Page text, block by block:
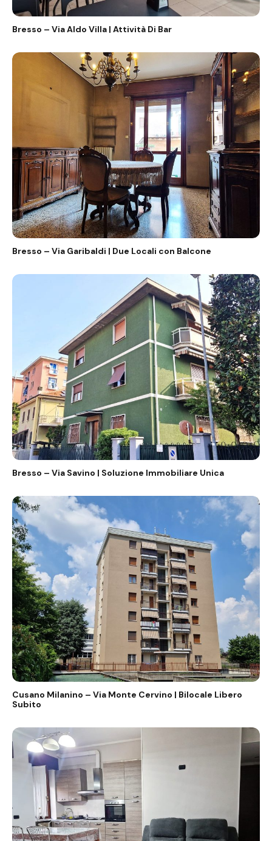
Bresso – Via Aldo Villa | Attività Di Bar
Bresso – Via Garibaldi | Due Locali con Balcone
Bresso – Via Savino | Soluzione Immobiliare Unica
Cusano Milanino – Via Monte Cervino | Bilocale Libero
Subito